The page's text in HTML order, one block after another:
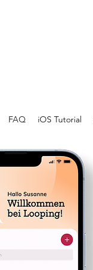
FAQ iOS Tutorial